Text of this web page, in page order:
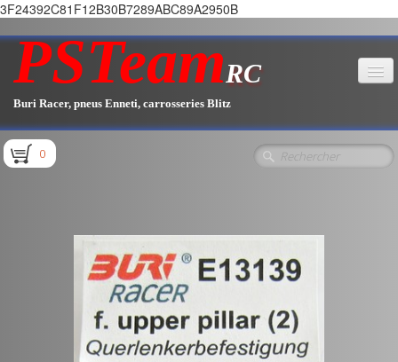
3F24392C81F12B30B7289ABC89A2950B
PSTeamRC
Buri Racer, pneus Enneti, carrosseries Blitz
Accueil
Pièces E1.1 / E1.2
Pièces E1.3
Pièces E2.1
0